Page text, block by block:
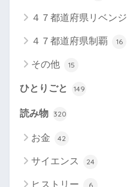
４７都道府県リベンジ
４７都道府県制覇 16
その他 15
ひとりごと 149
読み物 320
お金 42
サイエンス 24
ヒストリー 6